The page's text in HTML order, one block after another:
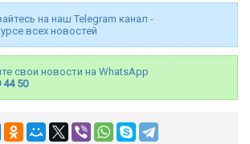
на наш Telegram канал -
всех новостей
свои новости на WhatsApp
44 50